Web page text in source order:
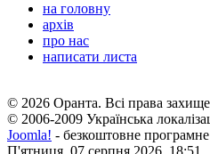
на головну
архів
про нас
написати листа
© 2026 Оранта. Всі права
© 2006-2009 Українська
Joomla! - безкоштовне програмне